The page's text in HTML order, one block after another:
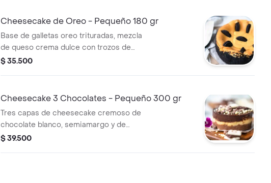
Cheesecake de Oreo - Pequeño 180 gr
Base de galletas oreo trituradas, mezcla
de queso crema dulce con trozos de
oreo y crema agria. porciones sugeridas:
$ 35.500
Cheesecake 3 Chocolates - Pequeño 300 gr
Tres capas de cheesecake cremoso de
chocolate blanco, semiamargo y de
leche, cubiertas con ganache brillante de
$ 39.500